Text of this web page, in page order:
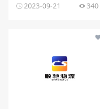
2023-09-21 340